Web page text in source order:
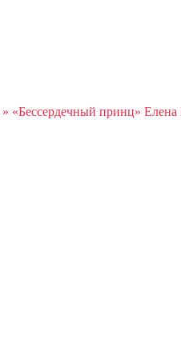
» «Бессердечный принц» Елена